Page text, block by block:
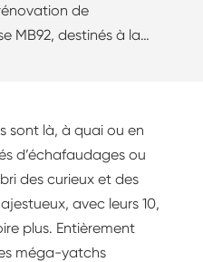
de
MB92, destinés à la
sont là, à quai ou en
d’échafaudages ou
des curieux et des
avec leurs 10,
plus. Entièrement
méga-yatchs